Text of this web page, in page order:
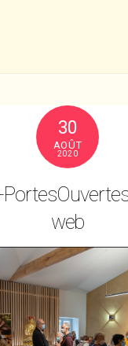
30
AOÛT
2020
web